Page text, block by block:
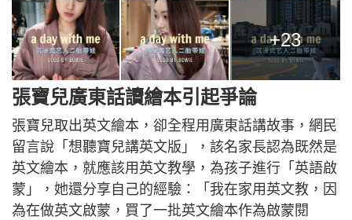
+23
張寶兒廣東話讀繪本引起爭論
張寶兒取出英文繪本，卻全程用廣東話講故事，網民
留言說「想聽寶兒講英文版」，該名家長認為既然是
英文繪本，就應該用英文教學，為孩子進行「英語啟
蒙」，她還分享自己的經驗：「我在家用英文教，因
為在做英文啟蒙，買了一批英文繪本作為啟蒙閱